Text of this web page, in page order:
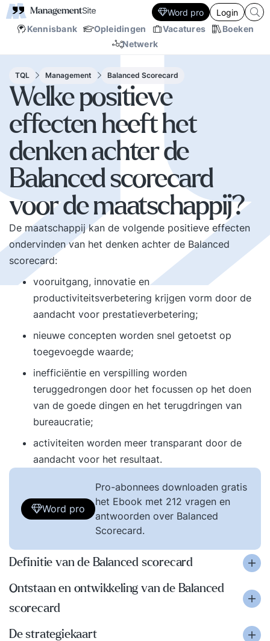
Kennisbank Opleidingen Vacatures
Boeken
Netwerk
Word pro Login
TQL Management Balanced Scorecard
Welke positieve
effecten heeft het
denken achter de
Balanced scorecard
voor de maatschappij?
De maatschappij kan de volgende positieve effecten
ondervinden van het denken achter de Balanced
scorecard:
vooruitgang, innovatie en
productiviteitsverbetering krijgen vorm door de
aandacht voor prestatieverbetering;
nieuwe concepten worden snel getoetst op
toegevoegde waarde;
inefficiëntie en verspilling worden
teruggedrongen door het focussen op het doen
van de goede dingen en het terugdringen van
bureaucratie;
activiteiten worden meer transparant door de
aandacht voor het resultaat.
Word pro
Pro-abonnees downloaden gratis
het Ebook met 212 vragen en
antwoorden over Balanced
Scorecard.
Definitie van de Balanced scorecard
Ontstaan en ontwikkeling van de Balanced
scorecard
De strategiekaart